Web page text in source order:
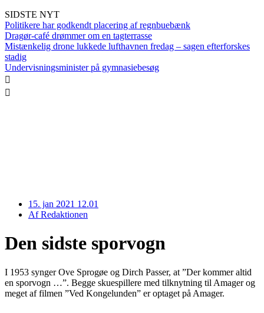
SIDSTE NYT
Politikere har godkendt placering af regnbuebænk
Dragør-café drømmer om en tagterrasse
Mistænkelig drone lukkede lufthavnen fredag – sagen efterforskes
stadig
Undervisningsminister på gymnasiebesøg
15. jan 2021 12.01
AfRedaktionen
Den sidste sporvogn
I 1953 synger Ove Sprogøe og Dirch Passer, at ”Der kommer altid
en sporvogn …”. Begge skuespillere med tilknytning til Amager og
meget af filmen ”Ved Kongelunden” er optaget på Amager.